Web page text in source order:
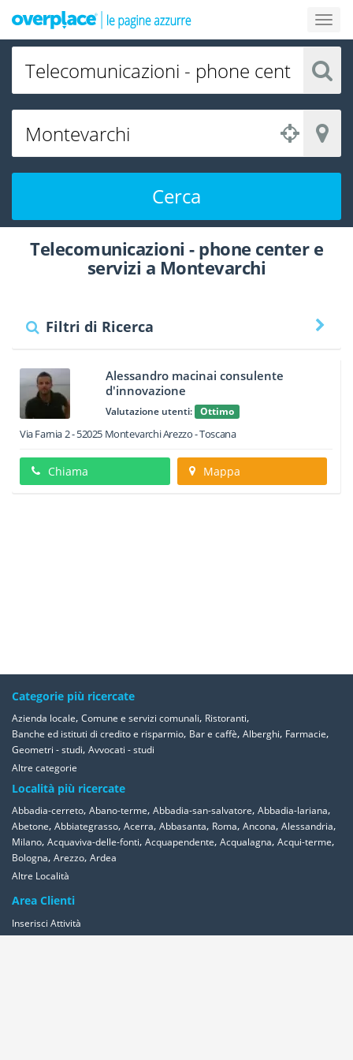
Cerca
Telecomunicazioni - phone center e
servizi a Montevarchi
Filtri di Ricerca
Alessandro macinai consulente
d'innovazione
Valutazione utenti: Ottimo
Via Farnia 2-52025 MontevarchiArezzo -Toscana
Chiama Mappa
Categorie più ricercate
Azienda locale, Comune e servizi comunali, Ristoranti,
Banche ed istituti di credito e risparmio, Bar e caffè, Alberghi, Farmacie,
Geometri - studi, Avvocati - studi
Altre categorie
Località più ricercate
Abbadia-cerreto, Abano-terme, Abbadia-san-salvatore, Abbadia-lariana,
Abetone, Abbiategrasso, Acerra, Abbasanta, Roma, Ancona, Alessandria,
Milano, Acquaviva-delle-fonti, Acquapendente, Acqualagna, Acqui-terme,
Bologna, Arezzo, Ardea
Altre Località
Area Clienti
Inserisci Attività